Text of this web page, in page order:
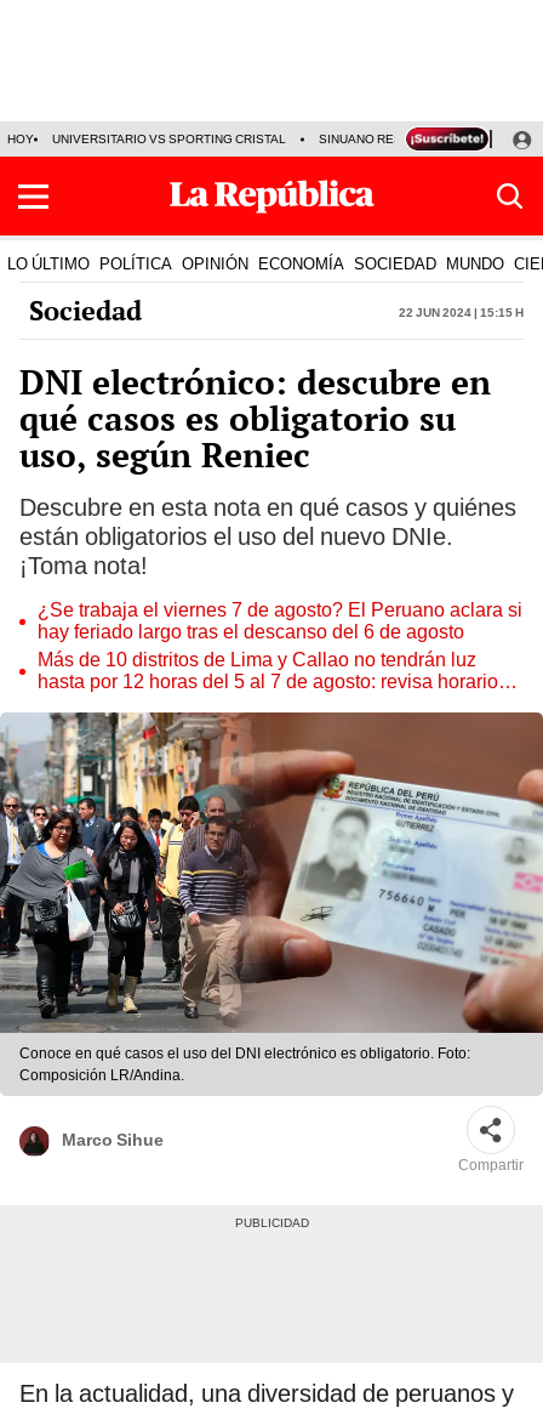
HOY UNIVERSITARIO VS SPORTING CRISTAL SINUANO RESULTADOS HOY
LO ÚLTIMO POLÍTICA OPINIÓN ECONOMÍA SOCIEDAD MUNDO
Sociedad 22 Jun 2024 | 15:15 h
DNI electrónico: descubre en
qué casos es obligatorio su
uso, según Reniec
Descubre en esta nota en qué casos y quiénes
están obligatorios el uso del nuevo DNIe.
¡Toma nota!
¿Se trabaja el viernes 7 de agosto? El Peruano aclara si
hay feriado largo tras el descanso del 6 de agosto
Más de 10 distritos de Lima y Callao no tendrán luz
hasta por 12 horas del 5 al 7 de agosto: revisa horarios y
Conoce en qué casos el uso del DNI electrónico es obligatorio. Foto:
Composición LR/Andina.
Marco Sihue
Compartir
En la actualidad, una diversidad de peruanos y